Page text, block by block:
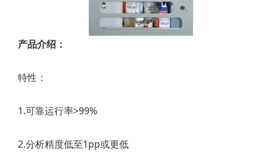
产品介绍：
特性：
1.可靠运行率>99%
2.分析精度低至1pp或更低